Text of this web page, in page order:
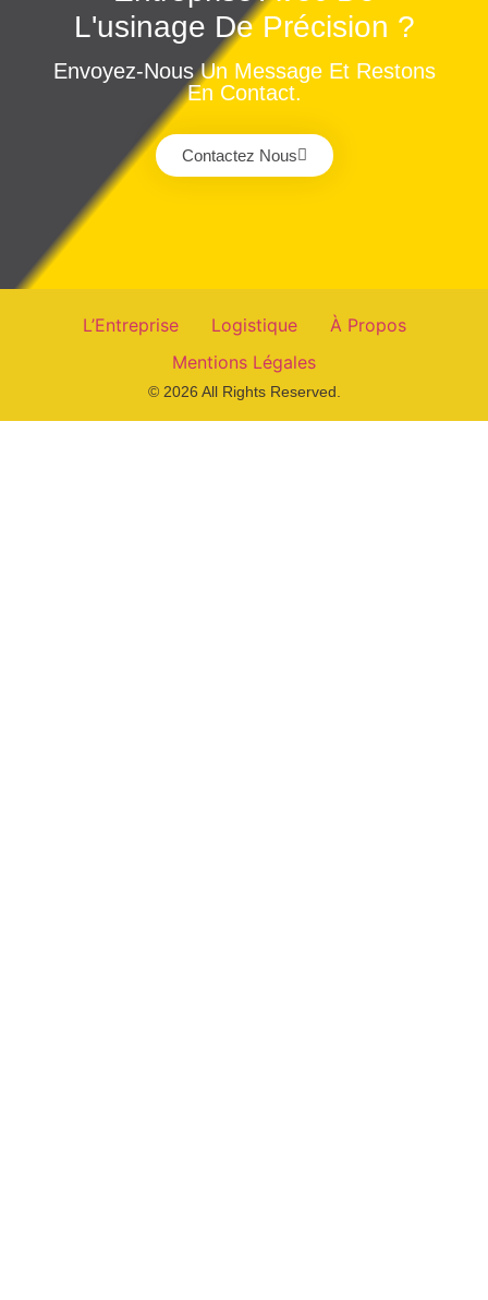
L'usinage De Précision ?
Envoyez-Nous Un Message Et Restons
En Contact.
Contactez Nous
L’Entreprise Logistique
À Propos
Mentions Légales
© 2026 All Rights Reserved.